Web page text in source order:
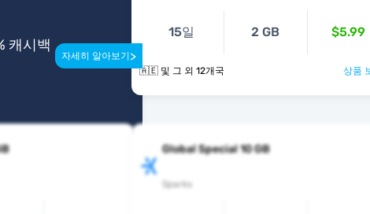
캐시백
자세히 알아보기 >
15일 2 GB $5.99
🇦🇪 및 그 외 12개국 상품
Global Special 10 GB
Sparks